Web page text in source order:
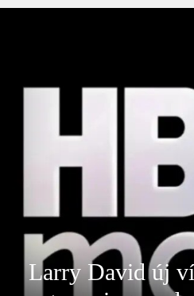
Larry David új